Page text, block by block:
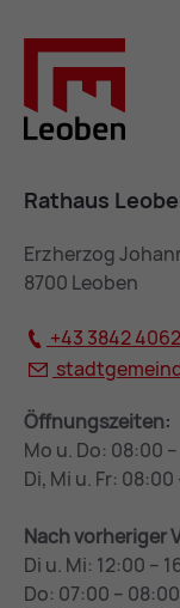
Rathaus
Erzherzog
8700 Leoben
+43 3842
Öffnungszeiten:
Mo u. Do: 08:00
Di, Mi u. Fr:
Nach vorheriger
Di u. Mi: 12:00 –
Do: 07:00 –